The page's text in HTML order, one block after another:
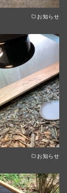
お知らせ
お知らせ